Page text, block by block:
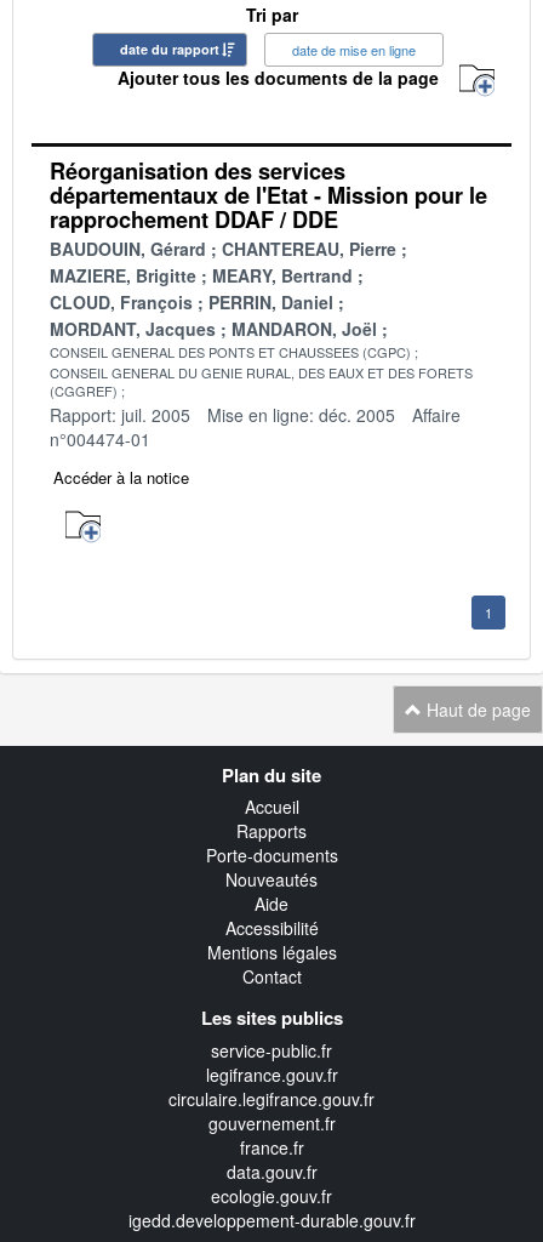
Tri par
date du rapport date de mise en ligne
Ajouter tous les documents de la page
Réorganisation des services
départementaux de l'Etat - Mission pour le
rapprochement DDAF / DDE
BAUDOUIN, Gérard
CHANTEREAU, Pierre
MAZIERE, Brigitte
MEARY, Bertrand
CLOUD, François
PERRIN, Daniel
MORDANT, Jacques
MANDARON, Joël
CONSEIL GENERAL DES PONTS ET CHAUSSEES (CGPC)
CONSEIL GENERAL DU GENIE RURAL, DES EAUX ET DES FORETS
(CGGREF)
Rapport: juil. 2005 Mise en ligne: déc. 2005
Affaire
n°004474-01
Accéder à la notice
1
Haut de page
Plan du site
Accueil
Rapports
Porte-documents
Nouveautés
Aide
Accessibilité
Mentions légales
Contact
Les sites publics
service-public.fr
legifrance.gouv.fr
circulaire.legifrance.gouv.fr
gouvernement.fr
france.fr
data.gouv.fr
ecologie.gouv.fr
igedd.developpement-durable.gouv.fr